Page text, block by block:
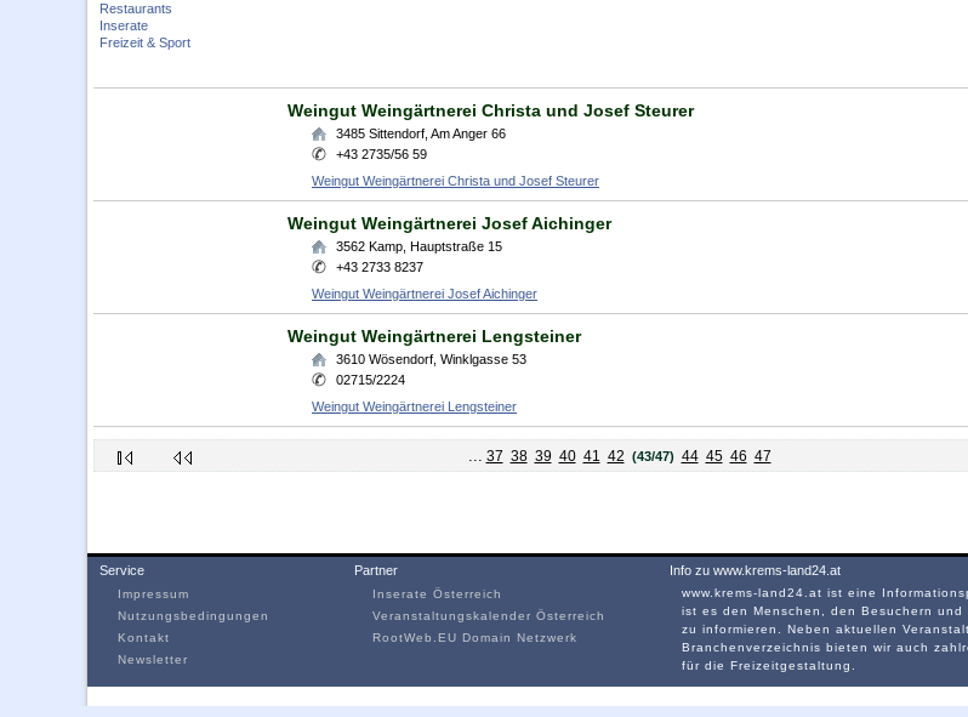
Restaurants
Inserate
Freizeit & Sport
Weingut Weingärtnerei Christa und Josef Steurer
3485 Sittendorf Am Anger 66
+43 2735/56 59
Weingut Weingärtnerei Christa und Josef Steurer
Weingut Weingärtnerei Josef Aichinger
3562 Kamp Hauptstraße 15
+43 2733 8237
Weingut Weingärtnerei Josef Aichinger
Weingut Weingärtnerei Lengsteiner
3610 Wösendorf Winklgasse 53
02715/2224
Weingut Weingärtnerei Lengsteiner
... 37 38 39 40 41 42 (43/47) 44 45 46 47
Service
Impressum
Nutzungsbedingungen
Kontakt
Newsletter
Partner
Inserate Österreich
Veranstaltungskalender Österreich
RootWeb.EU Domain Netzwerk
Info zu www.krems-land24.at
www.krems-land24.at ist eine
ist es den Menschen, den Besuchern
zu informieren. Neben aktuellen
Branchenverzeichnis bieten wir auch
für die Freizeitgestaltung.